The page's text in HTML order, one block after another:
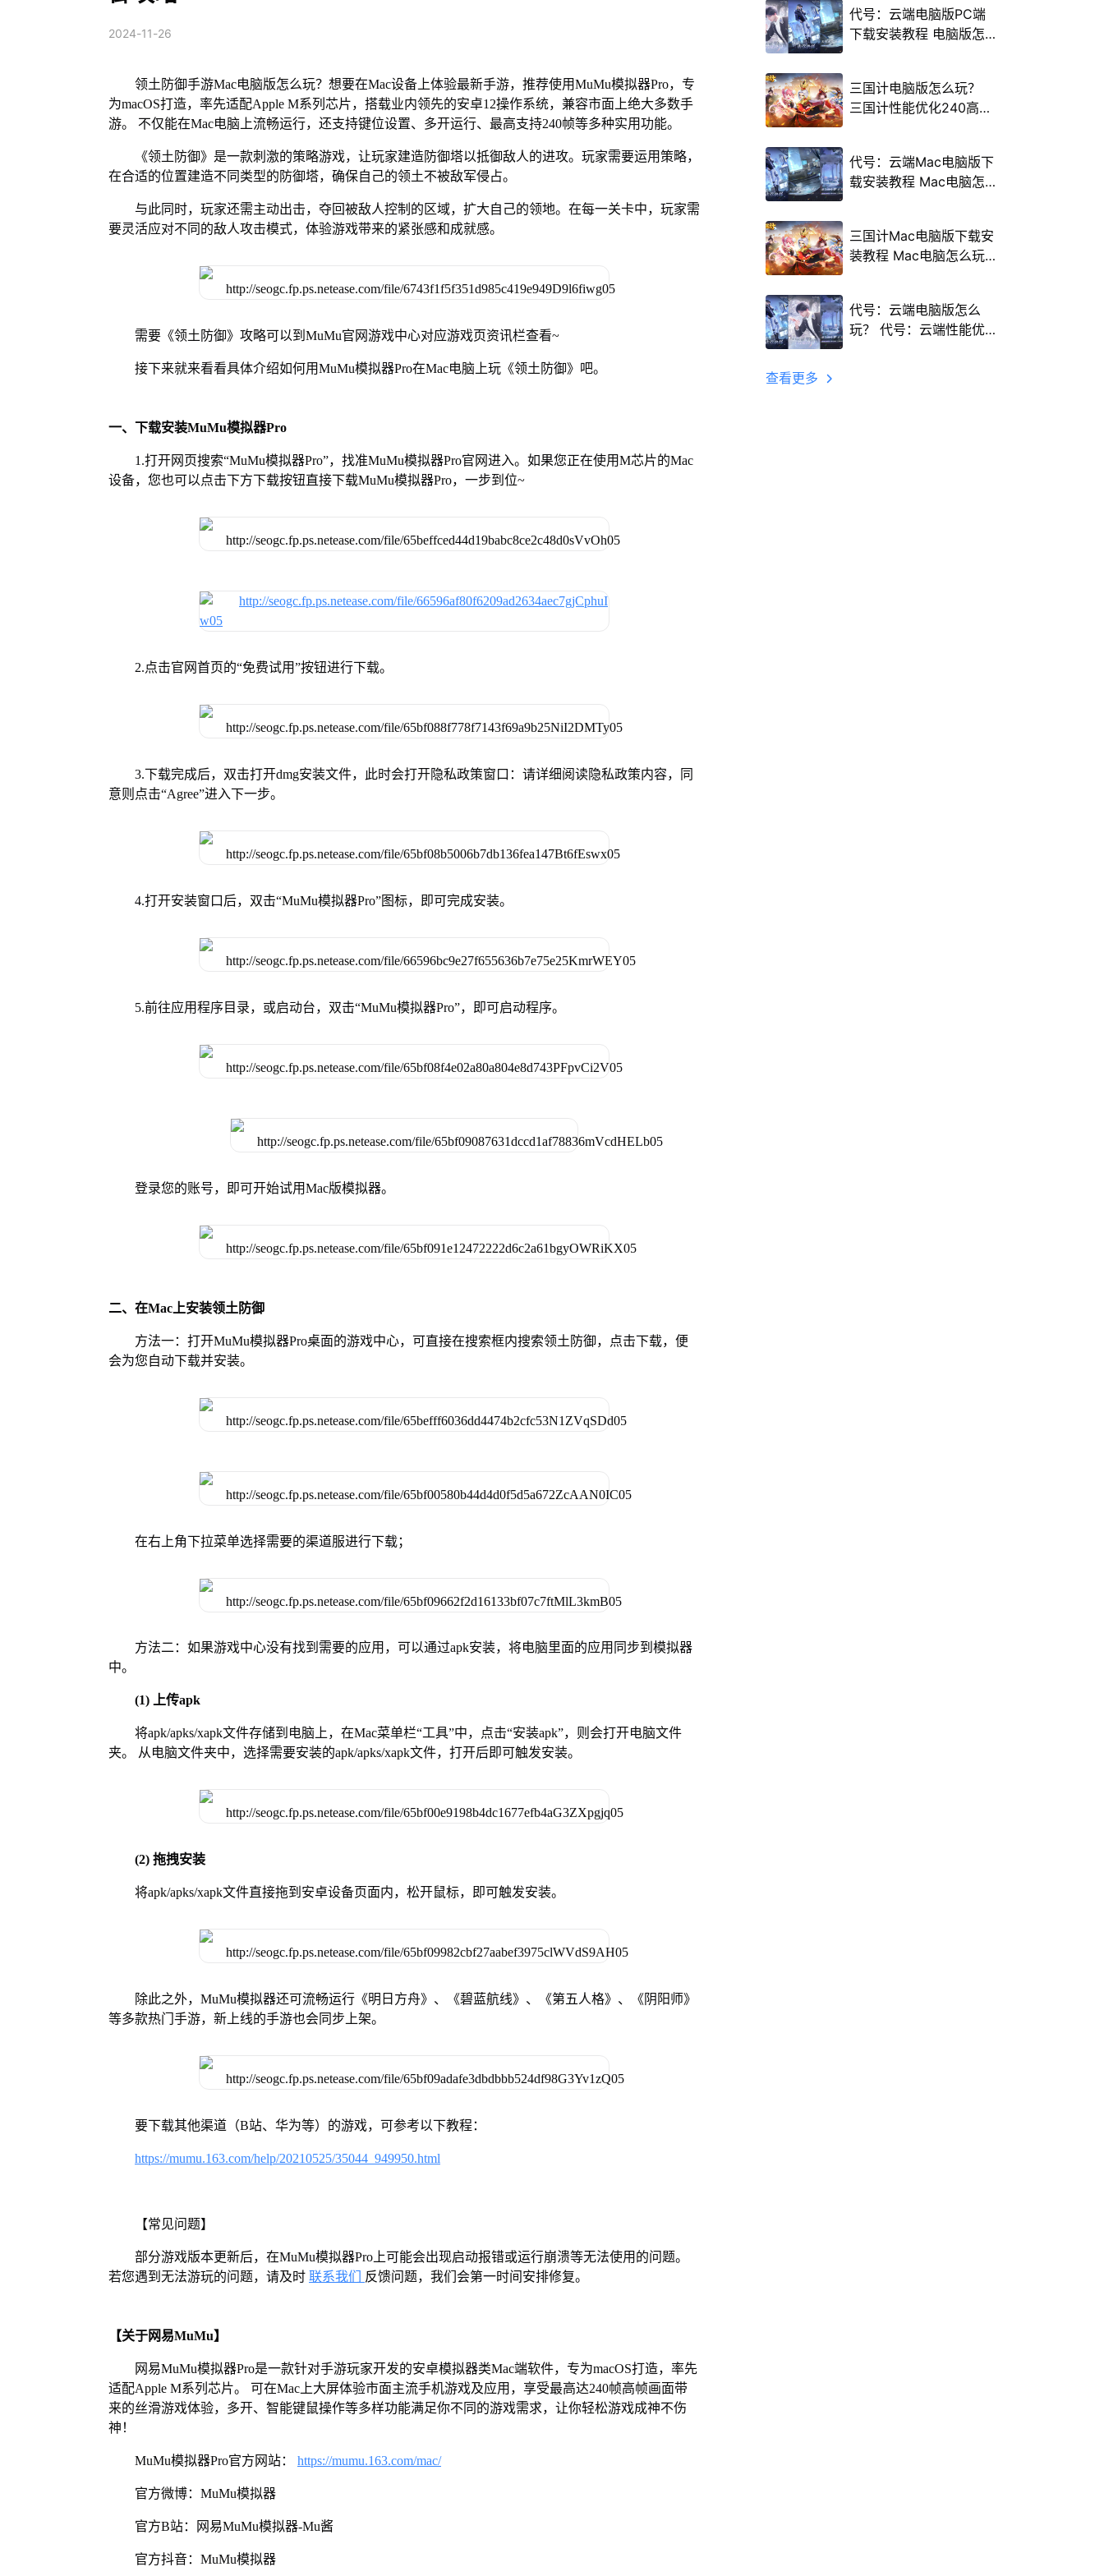
2024-11-26
领土防御手游Mac电脑版怎么玩？想要在Mac设备上体验最新手游，推荐使用MuMu模拟器Pro，专
为macOS打造，率先适配Apple M系列芯片，搭载业内领先的安卓12操作系统，兼容市面上绝大多数手
游。 不仅能在Mac电脑上流畅运行，还支持键位设置、多开运行、最高支持240帧等多种实用功能。
《领土防御》是一款刺激的策略游戏，让玩家建造防御塔以抵御敌人的进攻。玩家需要运用策略，
在合适的位置建造不同类型的防御塔，确保自己的领土不被敌军侵占。
与此同时，玩家还需主动出击，夺回被敌人控制的区域，扩大自己的领地。在每一关卡中，玩家需
要灵活应对不同的敌人攻击模式，体验游戏带来的紧张感和成就感。
需要《领土防御》攻略可以到MuMu官网游戏中心对应游戏页资讯栏查看~
接下来就来看看具体介绍如何用MuMu模拟器Pro在Mac电脑上玩《领土防御》吧。
一、下载安装MuMu模拟器Pro
1.打开网页搜索“MuMu模拟器Pro”，找准MuMu模拟器Pro官网进入。如果您正在使用M芯片的Mac
设备，您也可以点击下方下载按钮直接下载MuMu模拟器Pro，一步到位~
2.点击官网首页的“免费试用”按钮进行下载。
3.下载完成后，双击打开dmg安装文件，此时会打开隐私政策窗口：请详细阅读隐私政策内容，同
意则点击“Agree”进入下一步。
4.打开安装窗口后，双击“MuMu模拟器Pro”图标，即可完成安装。
5.前往应用程序目录，或启动台，双击“MuMu模拟器Pro”，即可启动程序。
登录您的账号，即可开始试用Mac版模拟器。
二、在Mac上安装领土防御
方法一：打开MuMu模拟器Pro桌面的游戏中心，可直接在搜索框内搜索领土防御，点击下载，便
会为您自动下载并安装。
在右上角下拉菜单选择需要的渠道服进行下载；
方法二：如果游戏中心没有找到需要的应用，可以通过apk安装，将电脑里面的应用同步到模拟器
中。
(1) 上传apk
将apk/apks/xapk文件存储到电脑上，在Mac菜单栏“工具”中，点击“安装apk”，则会打开电脑文件
夹。 从电脑文件夹中，选择需要安装的apk/apks/xapk文件，打开后即可触发安装。
(2) 拖拽安装
将apk/apks/xapk文件直接拖到安卓设备页面内，松开鼠标，即可触发安装。
除此之外，MuMu模拟器还可流畅运行《明日方舟》、《碧蓝航线》、《第五人格》、《阴阳师》
等多款热门手游，新上线的手游也会同步上架。
要下载其他渠道（B站、华为等）的游戏，可参考以下教程：
https://mumu.163.com/help/20210525/35044_949950.html
【常见问题】
部分游戏版本更新后，在MuMu模拟器Pro上可能会出现启动报错或运行崩溃等无法使用的问题。
若您遇到无法游玩的问题，请及时 联系我们 反馈问题，我们会第一时间安排修复。
【关于网易MuMu】
网易MuMu模拟器Pro是一款针对手游玩家开发的安卓模拟器类Mac端软件，专为macOS打造，率先
适配Apple M系列芯片。 可在Mac上大屏体验市面主流手机游戏及应用，享受最高达240帧高帧画面带
来的丝滑游戏体验，多开、智能键鼠操作等多样功能满足你不同的游戏需求，让你轻松游戏成神不伤
神！
MuMu模拟器Pro官方网站： https://mumu.163.com/mac/
官方微博：MuMu模拟器
官方B站：网易MuMu模拟器-Mu酱
官方抖音：MuMu模拟器
代号：云端电脑版PC端
下载安装教程 电脑版怎
三国计电脑版怎么玩？
三国计性能优化240高帧
代号：云端Mac电脑版下
载安装教程 Mac电脑怎
三国计Mac电脑版下载安
装教程 Mac电脑怎么玩
代号：云端电脑版怎么
玩？ 代号：云端性能优
查看更多